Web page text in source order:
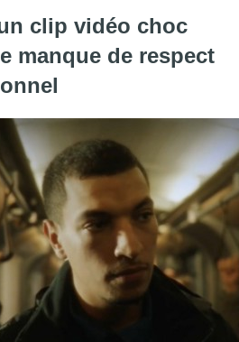
clip vidéo choc
manque de respect